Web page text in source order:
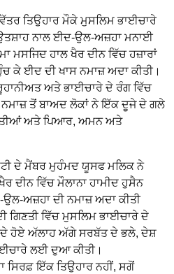
ਤਿਉਹਾਰ ਮੌਕੇ ਮੁਸਲਿਮ ਭਾਈਚਾਰੇ
ਨਾਲ ਈਦ-ਉਲ-ਅਜ਼ਹਾ ਮਨਾਈ
ਮਸਜਿਦ ਹਾਲ ਖੈਰ ਦੀਨ ਵਿੱਚ ਹਜ਼ਾਰਾਂ
ਕੇ ਈਦ ਦੀ ਖਾਸ ਨਮਾਜ਼ ਅਦਾ ਕੀਤੀ।
ਅਤੇ ਭਾਈਚਾਰੇ ਦੇ ਰੰਗ ਵਿੱਚ
ਤੋਂ ਬਾਅਦ ਲੋਕਾਂ ਨੇ ਇੱਕ ਦੂਜੇ ਦੇ ਗਲੇ
ਅਤੇ ਪਿਆਰ, ਅਮਨ ਅਤੇ
ਦੇ ਮੈਂਬਰ ਮੁਹੰਮਦ ਯੂਸਫ ਮਲਿਕ ਨੇ
ਦੀਨ ਵਿੱਚ ਮੌਲਾਨਾ ਹਾਮੀਦ ਹੁਸੈਨ
ਅਜ਼ਹਾ ਦੀ ਨਮਾਜ਼ ਅਦਾ ਕੀਤੀ
ਗਿਣਤੀ ਵਿੱਚ ਮੁਸਲਿਮ ਭਾਈਚਾਰੇ ਦੇ
ਹੋਏ ਅੱਲਾਹ ਅੱਗੇ ਸਰਬੱਤ ਦੇ ਭਲੇ, ਦੇਸ਼
ਲਈ ਦੁਆ ਕੀਤੀ।
ਸਿਰਫ਼ ਇੱਕ ਤਿਉਹਾਰ ਨਹੀਂ, ਸਗੋਂ